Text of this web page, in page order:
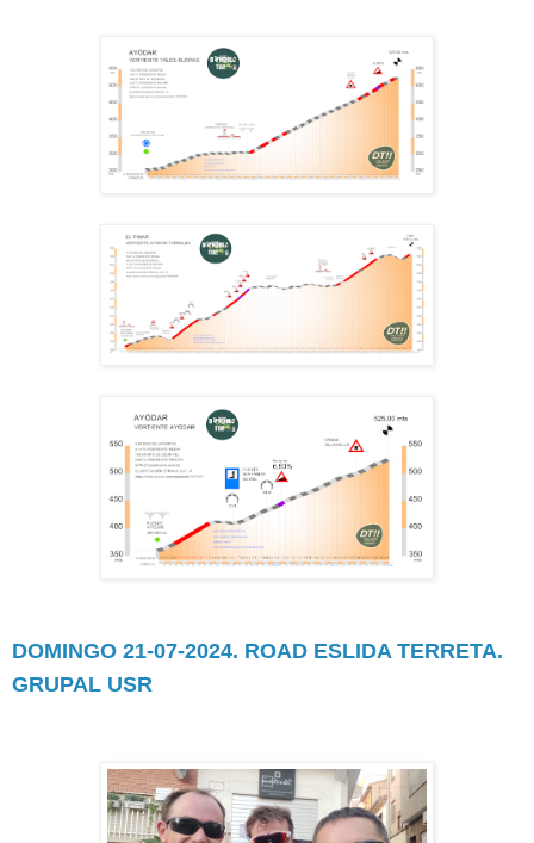
DOMINGO 21-07-2024. ROAD ESLIDA TERRETA.
GRUPAL USR